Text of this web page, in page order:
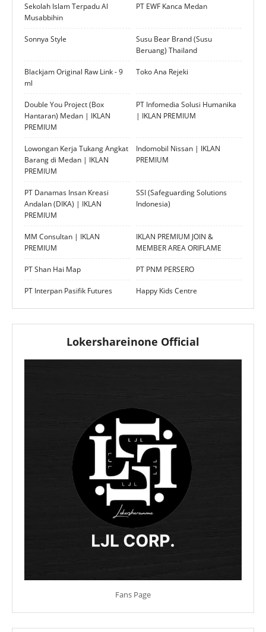
Sekolah Islam Terpadu Al
Musabbihin
PT EWF Kanca Medan
Sonnya Style
Susu Bear Brand (Susu
Beruang) Thailand
Blackjam Original Raw Link - 9
ml
Toko Ana Rejeki
Double You Project (Box
Hantaran) Medan | IKLAN
PREMIUM
PT Infomedia Solusi Humanika
| IKLAN PREMIUM
Lowongan Kerja Tukang Angkat
Barang di Medan | IKLAN
PREMIUM
Indomobil Nissan | IKLAN
PREMIUM
PT Danamas Insan Kreasi
Andalan (DIKA) | IKLAN
PREMIUM
SSI (Safeguarding Solutions
Indonesia)
MM Consultan | IKLAN
PREMIUM
IKLAN PREMIUM JOIN &
MEMBER AREA ORIFLAME
PT Shan Hai Map PT PNM PERSERO
PT Interpan Pasifik Futures Happy Kids Centre
Lokershareinone Official
Fans Page